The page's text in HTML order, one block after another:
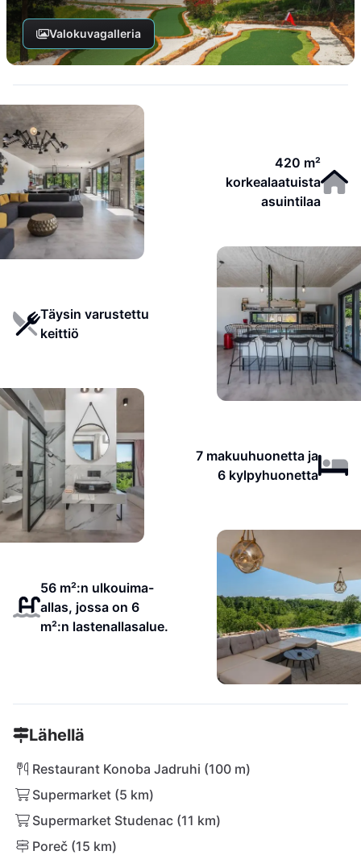
Valokuvagalleria
420 m²
korkealaatuista
asuintilaa
Täysin varustettu
keittiö
7 makuuhuonetta ja
6 kylpyhuonetta
56 m²:n ulkouima-
allas, jossa on 6
m²:n lastenallasalue.
Lähellä
Restaurant Konoba Jadruhi (100 m)
Supermarket (5 km)
Supermarket Studenac (11 km)
Poreč (15 km)